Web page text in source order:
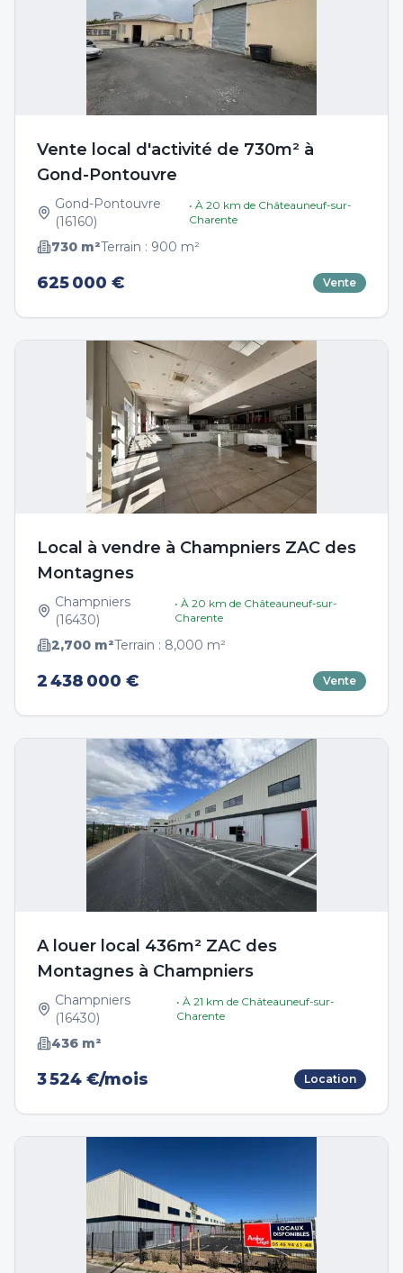
Vente local d'activité de 730m² à
Gond-Pontouvre
Gond-Pontouvre
(16160)
• À20 km de Châteauneuf-sur-
Charente
730 m²Terrain : 900 m²
625 000 € Vente
Local à vendre à Champniers ZAC des
Montagnes
Champniers
(16430)
• À20 km de Châteauneuf-sur-
Charente
2,700 m²Terrain : 8,000 m²
2 438 000 € Vente
A louer local 436m² ZAC des
Montagnes à Champniers
Champniers
(16430)
• À 21 km de Châteauneuf-sur-
Charente
436 m²
3 524 €/mois Location